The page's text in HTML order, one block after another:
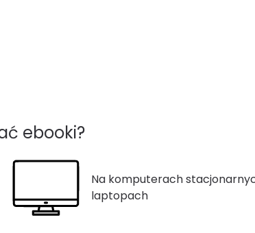
ebooki?
Na komputerach
laptopach